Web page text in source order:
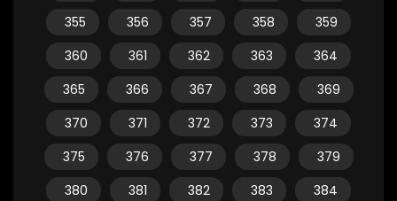
355
356 357 358
359
360
361 362 363
364
365
366 367 368
369
370
371 372 373
374
375
376 377 378
379
380
381 382 383
384